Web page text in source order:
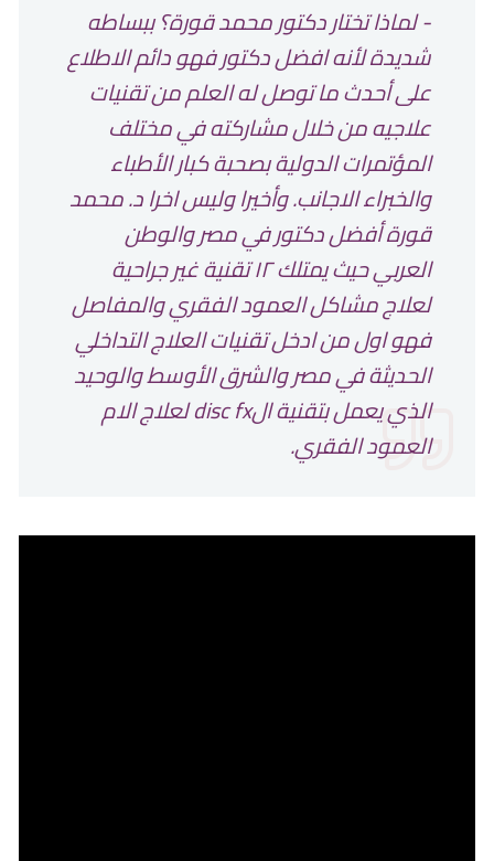
- لماذا تختار دكتور محمد قورة؟ ببساطه
شديدة لأنه افضل دكتور فهو دائم الاطلاع
على أحدث ما توصل له العلم من تقنيات
علاجيه من خلال مشاركته في مختلف
المؤتمرات الدولية بصحبة كبار الأطباء
والخبراء الاجانب. وأخيرا وليس اخرا د. محمد
قورة أفضل دكتور في مصر والوطن
العربي حيث يمتلك ١٢ تقنية غير جراحية
لعلاج مشاكل العمود الفقري والمفاصل
فهو اول من ادخل تقنيات العلاج التداخلي
الحديثة في مصر والشرق الأوسط والوحيد
الذي يعمل بتقنية الdisc fx لعلاج الام
العمود الفقري.